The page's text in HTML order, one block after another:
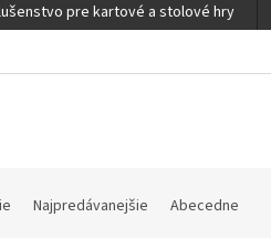
pre kartové a stolové hry
Najpredávanejšie Abecedne